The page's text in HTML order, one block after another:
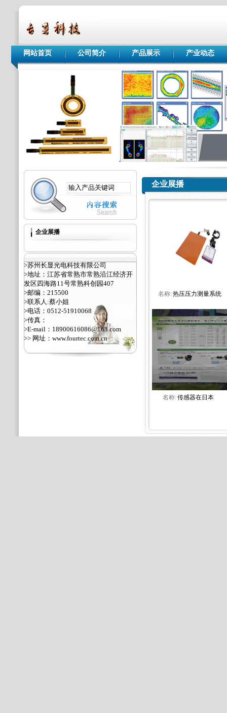
网站首页 公司简介 产品展示 产业动态
企业展播
>苏州长显光电科技有限公司
>地址：江苏省常熟市常熟沿江经济开
发区四海路11号常熟科创园407
>邮编：215500
>联系人:蔡小姐
>电话：0512-51910068
>传真：
>E-mail：18900616086@163.com
>> 网址： www.fourtec.com.cn
企业展播
名称:热压压力测量系统
名称:传感器在日本